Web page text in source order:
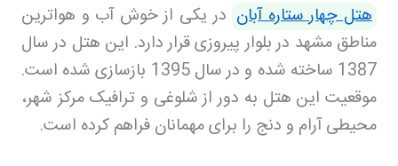
هتل چهار ستاره آبان در یکی از خوش آب و هواترین
مناطق مشهد در بلوار پیروزی قرار دارد. این هتل در سال
1387 ساخته شده و در سال 1395 بازسازی شده است.
موقعیت این هتل به دور از شلوغی و ترافیک مرکز شهر،
محیطی آرام و دنج را برای مهمانان فراهم کرده است.